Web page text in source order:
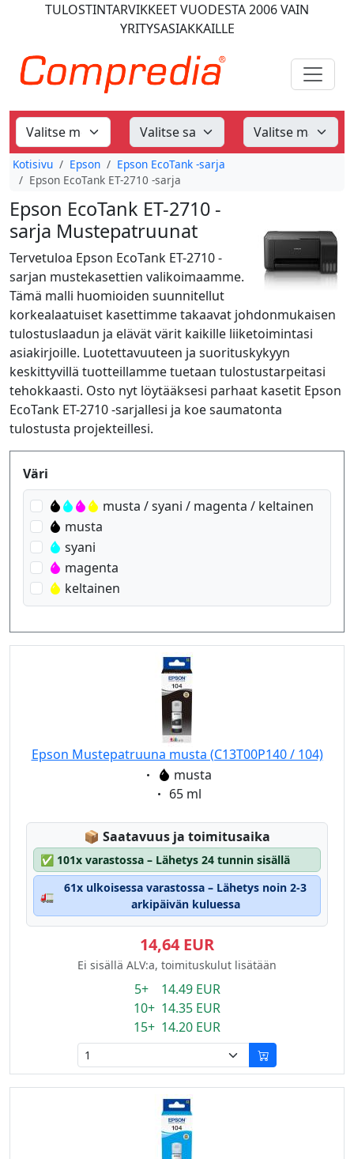
TULOSTINTARVIKKEETVUODESTA 2006VAIN
YRITYSASIAKKAILLE
Kotisivu Epson
Epson EcoTank -sarja
Epson EcoTank ET-2710 -sarja
Epson EcoTank ET-2710 -
sarja Mustepatruunat
Tervetuloa Epson EcoTank ET-2710 -
sarjan mustekasettien valikoimaamme.
Tämä malli huomioiden suunnitellut
korkealaatuiset kasettimme takaavat johdonmukaisen
tulostuslaadun ja elävät värit kaikille liiketoimintasi
asiakirjoille. Luotettavuuteen ja suorituskykyyn
keskittyvillä tuotteillamme tuetaan tulostustarpeitasi
tehokkaasti. Osto nyt löytääksesi parhaat kasetit Epson
EcoTank ET-2710 -sarjallesi ja koe saumatonta
tulostusta projekteillesi.
Produktfilter
Väri
musta / syani / magenta / keltainen
musta
syani
magenta
keltainen
Epson Mustepatruuna musta (C13T00P140 / 104)
Eigenschaft:
musta
Eigenschaft:
65 ml
📦 Lagerstatus:
Saatavuus ja toimitusaika
✅ 101x varastossa – Lähetys 24 tunnin sisällä
🚛
61x ulkoisessa varastossa – Lähetys noin 2-3
arkipäivän kuluessa
14,64 EUR
Ei sisällä ALV:a, toimituskulut lisätään
5+ 14.49 EUR
10+ 14.35 EUR
15+ 14.20 EUR